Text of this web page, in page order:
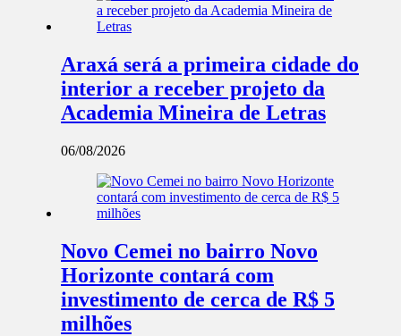
Araxá será a primeira cidade do
interior a receber projeto da
Academia Mineira de Letras
06/08/2026
Novo Cemei no bairro Novo
Horizonte contará com
investimento de cerca de R$ 5
milhões